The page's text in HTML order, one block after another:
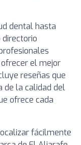
dental hasta
directorio
el mejor
reseñas que
de la calidad del
ofrece cada
fácilmente